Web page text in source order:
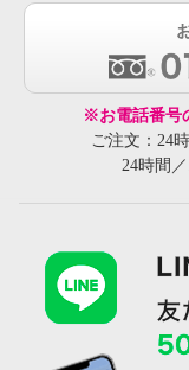
※お電話番号
ご注文：24
24時間